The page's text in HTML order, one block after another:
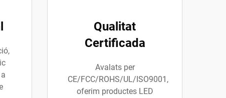
Qualitat
Certificada
Avalats per
CE/FCC/ROHS/UL/ISO9001,
oferim productes LED